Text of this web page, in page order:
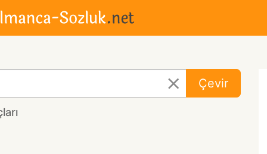
Çevir